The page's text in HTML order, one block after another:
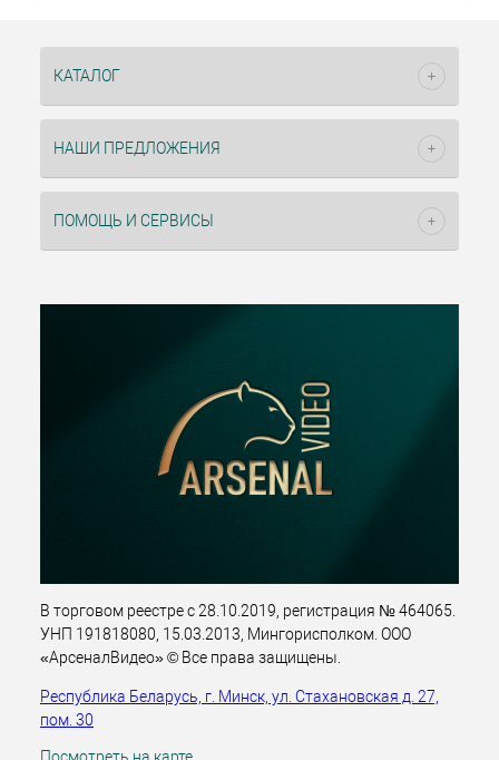
КАТАЛОГ
НАШИ ПРЕДЛОЖЕНИЯ
ПОМОЩЬ И СЕРВИСЫ
В торговом реестре с 28.10.2019, регистрация № 464065.
УНП 191818080, 15.03.2013, Мингорисполком. ООО
«АрсеналВидео» © Все права защищены.
Республика Беларусь, г. Минск, ул. Стахановская д. 27,
пом. 30
Посмотреть на карте